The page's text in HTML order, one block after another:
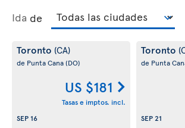
Ida de
Toronto (CA)
de Punta Cana(DO)
US $181
Tasas e imptos. incl.
SEP 16
Toronto
de Punta
SEP 21